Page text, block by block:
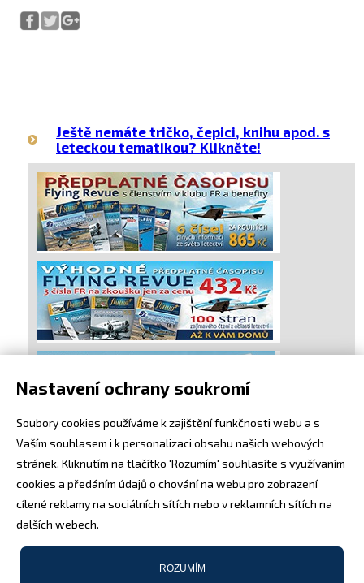
Ještě nemáte tričko, čepici, knihu apod. s
leteckou tematikou? Klikněte!
Nastavení ochrany soukromí
Soubory cookies používáme k zajištění funkčnosti webu a s
Vaším souhlasem i k personalizaci obsahu našich webových
stránek. Kliknutím na tlačítko 'Rozumím' souhlasíte s využívaním
cookies a předáním údajů o chování na webu pro zobrazení
cílené reklamy na sociálních sítích nebo v reklamních sítích na
dalších webech.
ROZUMÍM